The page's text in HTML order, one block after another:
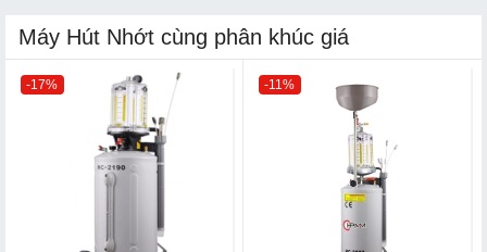
Máy Hút Nhớt cùng phân khúc giá
-17% -11%